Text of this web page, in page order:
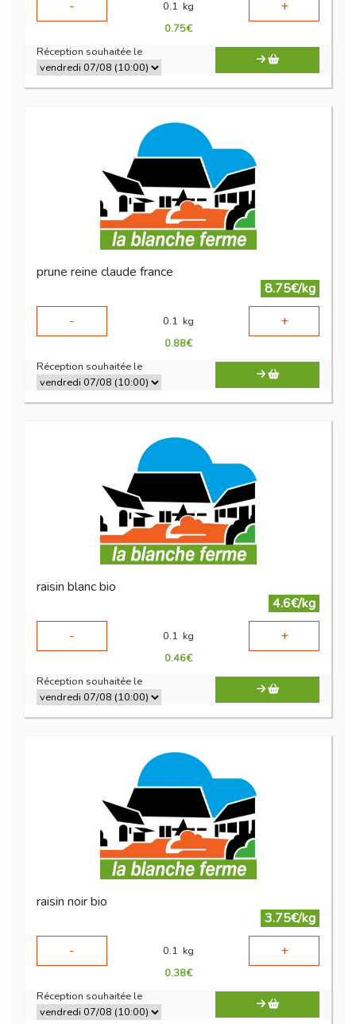
- 0.1 kg +
0.75€
Réception souhaitée le
prune reine claude france
8.75€/kg
-
0.1 kg +
0.88€
Réception souhaitée le
raisin blanc bio
4.6€/kg
-
0.1 kg +
0.46€
Réception souhaitée le
raisin noir bio
3.75€/kg
-
0.1 kg +
0.38€
Réception souhaitée le